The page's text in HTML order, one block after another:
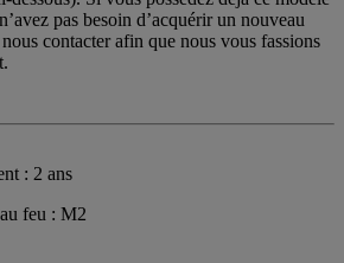
pas besoin d’acquérir un nouveau
contacter afin que nous vous fassions
: 2 ans
feu : M2